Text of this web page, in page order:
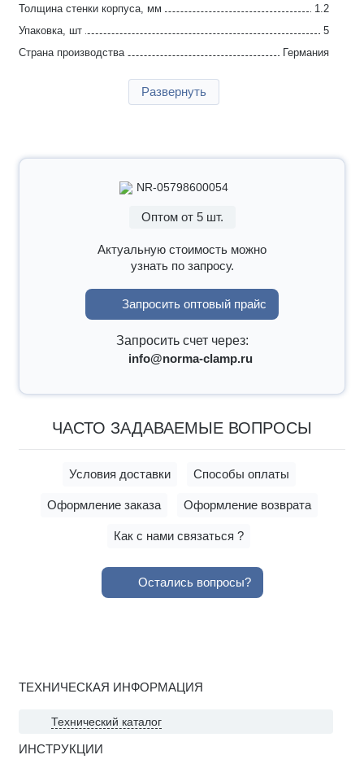
Толщина стенки корпуса, мм
1.2
Упаковка, шт
5
Страна производства
Германия
Развернуть
NR-05798600054
Оптом от 5 шт.
Актуальную стоимость можно
узнать по запросу.
Запросить оптовый прайс
Запросить счет через:
info@norma-clamp.ru
ЧАСТО ЗАДАВАЕМЫЕ ВОПРОСЫ
Условия доставки Способы оплаты
Оформление заказа Оформление возврата
Как с нами связаться ?
Остались вопросы?
ТЕХНИЧЕСКАЯ ИНФОРМАЦИЯ
Технический каталог
ИНСТРУКЦИИ